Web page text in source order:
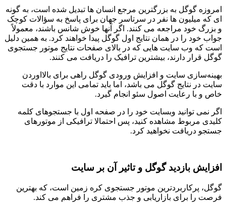
امروزه گوگل به بزرگترین مرجع انسان ها تبدیل شده است، به گونه
ای که میلیون ها نفر در سرتاسر جهان برای پاسخ به سؤالات کوچک
و بزرگ خود مراجعه می کنند. اگر آنها خوش شانس باشند، معمولاً
جواب خود را در همان نتایج اول گوگل پیدا خواهند کرد. به همین دلیل
است که وب سایت هایی که در بالای صفحات نتایج موتور جستجوی
گوگل قرار دارند، بیشترین ترافیک را دریافت می کنند.
بهینه‌سازی سایت و افزایش ورودی گوگل راهی برای بالااوردن
سایت در نتایج گوگل می باشد، اما باید تمامی این موارد با دقت
خاص و با رعایت اصول سئو انجام گیرد.
اگر نمی توانید وبسایت خود را در صفحه اول با جستجوهای کلمه
کلیدی مربوط مشاهده کنید، پس احتمالا ترافیکی از موتورهای
جستجو دریافت نخواهید کرد.
افزایش بازدید گوگل و تاثیر آن بر سایت
گوگل، پرکاربردترین موتور جستجوی کره زمین است، که بهترین
فرصت را برای بازاریابی و جذب مشتری را فراهم می کند.